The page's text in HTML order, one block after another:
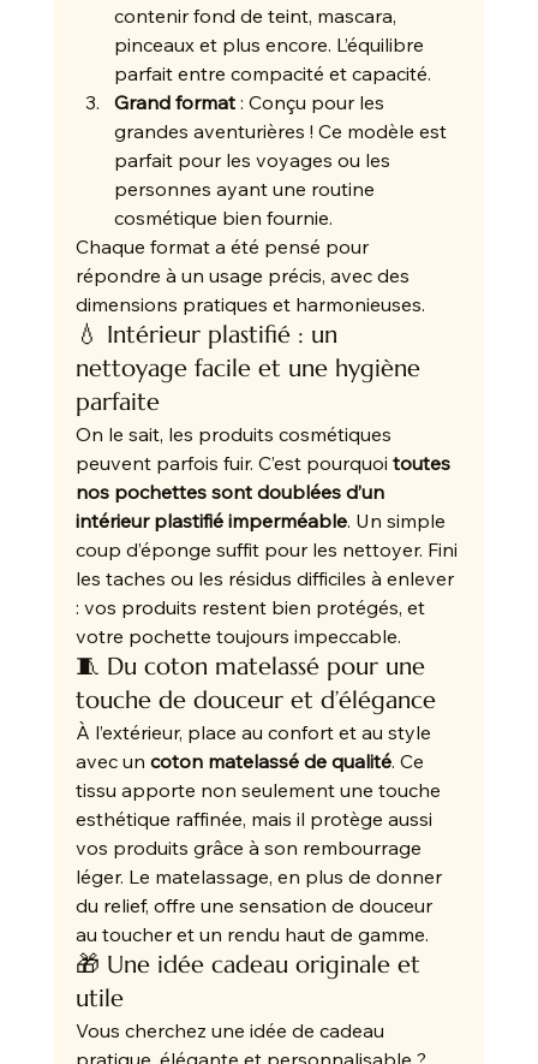
contenir fond de teint, mascara,
pinceaux et plus encore. L’équilibre
parfait entre compacité et capacité.
Grand format : Conçu pour les
grandes aventurières ! Ce modèle est
parfait pour les voyages ou les
personnes ayant une routine
cosmétique bien fournie.
Chaque format a été pensé pour
répondre à un usage précis, avec des
dimensions pratiques et harmonieuses.
💧 Intérieur plastifié : un
nettoyage facile et une hygiène
parfaite
On le sait, les produits cosmétiques
peuvent parfois fuir. C’est pourquoi toutes
nos pochettes sont doublées d’un
intérieur plastifié imperméable. Un simple
coup d’éponge suffit pour les nettoyer. Fini
les taches ou les résidus difficiles à enlever
: vos produits restent bien protégés, et
votre pochette toujours impeccable.
🧵 Du coton matelassé pour une
touche de douceur et d’élégance
À l’extérieur, place au confort et au style
avec un coton matelassé de qualité. Ce
tissu apporte non seulement une touche
esthétique raffinée, mais il protège aussi
vos produits grâce à son rembourrage
léger. Le matelassage, en plus de donner
du relief, offre une sensation de douceur
au toucher et un rendu haut de gamme.
🎁 Une idée cadeau originale et
utile
Vous cherchez une idée de cadeau
pratique, élégante et personnalisable ?